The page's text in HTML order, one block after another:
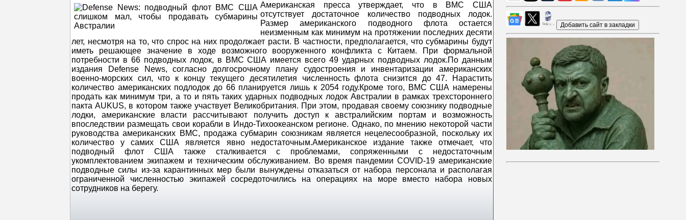
Американская пресса утверждает, что в ВМС США
отсутствует достаточное количество подводных лодок.
Размер американского подводного флота остается
неизменным как минимум на протяжении последних десяти
лет, несмотря на то, что спрос на них продолжает расти. В частности, предполагается, что субмарины будут
иметь решающее значение в ходе возможного вооруженного конфликта с Китаем. При формальной
потребности в 66 подводных лодок, в ВМС США имеется всего 49 ударных подводных лодок.По данным
издания Defense News, согласно долгосрочному плану судостроения и инвентаризации американских
военно-морских сил, что к концу текущего десятилетия численность флота снизится до 47. Нарастить
количество американских подлодок до 66 планируется лишь к 2054 году.Кроме того, ВМС США намерены
продать как минимум три, а то и пять таких ударных подводных лодок Австралии в рамках трехстороннего
пакта AUKUS, в котором также участвует Великобритания. При этом, продавая своему союзнику подводные
лодки, американские власти рассчитывают получить доступ к австралийским портам и возможность
впоследствии размещать свои корабли в Индо-Тихоокеанском регионе. Однако, по мнению некоторой части
руководства американских ВМС, продажа субмарин союзникам является нецелесообразной, поскольку их
количество у самих США является явно недостаточным.Американское издание также отмечает, что
подводный флот США также сталкивается с проблемами, сопряженными с недостаточным
укомплектованием экипажем и техническим обслуживанием. Во время пандемии COVID-19 американские
подводные силы из-за карантинных мер были вынуждены отказаться от набора персонала и располагая
ограниченной численностью экипажей сосредоточились на операциях на море вместо набора новых
сотрудников на берегу.